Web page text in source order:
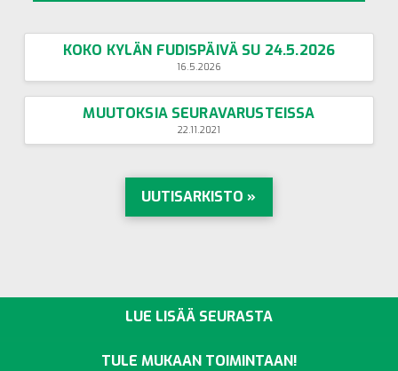
KOKO KYLÄN FUDISPÄIVÄ SU 24.5.2026
16.5.2026
MUUTOKSIA SEURAVARUSTEISSA
22.11.2021
UUTISARKISTO »
LUE LISÄÄ SEURASTA
TULE MUKAAN TOIMINTAAN!